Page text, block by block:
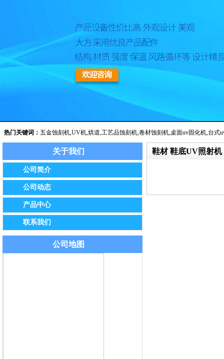
热门关键词： 五金蚀刻机,UV机,烘道,工艺品蚀刻机,卷材蚀刻机,桌面uv固化机,台式
公告：我公司已于2014年8月经保定市工商局批准正式更名为保定市
关于我们
公司简介
公司动态
产品中心
联系我们
公司地图
鞋材 鞋底UV照射机